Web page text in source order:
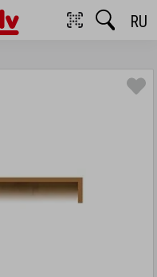
RU